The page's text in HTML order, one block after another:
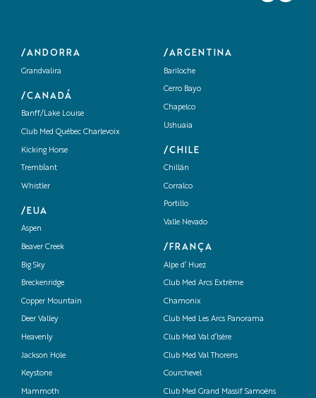
/ANDORRA
Grandvalira
/CANADÁ
Banff/Lake Louise
Club Med Québec Charlevoix
Kicking Horse
Tremblant
Whistler
/EUA
Aspen
Beaver Creek
Big Sky
Breckenridge
Copper Mountain
Deer Valley
Heavenly
Jackson Hole
Keystone
Mammoth
/ARGENTINA
Bariloche
Cerro Bayo
Chapelco
Ushuaia
/CHILE
Chillán
Corralco
Portillo
Valle Nevado
/FRANÇA
Alpe d’ Huez
Club Med Arcs Extrême
Chamonix
Club Med Les Arcs Panorama
Club Med Val d’Isère
Club Med Val Thorens
Courchevel
Club Med Grand Massif Samoëns